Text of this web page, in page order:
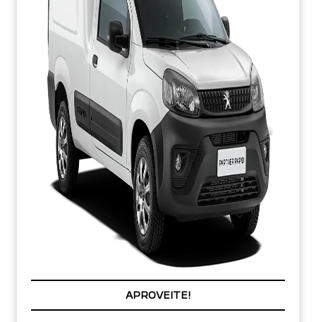
APROVEITE!